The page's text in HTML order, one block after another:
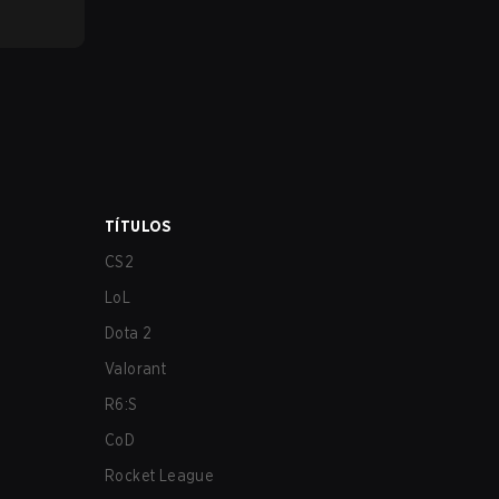
TÍTULOS
CS2
LoL
Dota 2
Valorant
R6:S
CoD
Rocket League